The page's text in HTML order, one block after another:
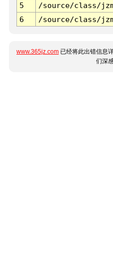
5
/source/class/
6
/source/class/
www.365jz.com 已经将此出错信息
们深